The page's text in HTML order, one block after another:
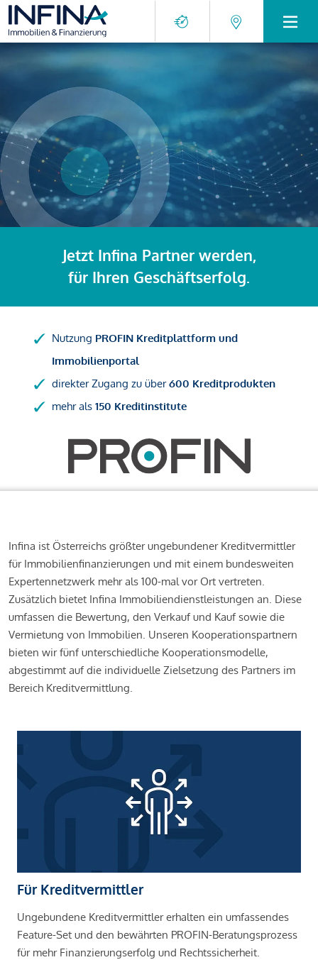
Jetzt Infina Partner werden,
für Ihren Geschäftserfolg.
Nutzung PROFIN Kreditplattform und
Immobilienportal
direkter Zugang zu über600 Kreditprodukten
mehr als 150 Kreditinstitute
Infina ist Österreichs größter ungebundener Kreditvermittler
für Immobilienfinanzierungen und mit einem bundesweiten
Expertennetzwerk mehr als 100-mal vor Ort vertreten.
Zusätzlich bietet Infina Immobiliendienstleistungen an. Diese
umfassen die Bewertung, den Verkauf und Kauf sowie die
Vermietung von Immobilien. Unseren Kooperationspartnern
bieten wir fünf unterschiedliche Kooperationsmodelle,
abgestimmt auf die individuelle Zielsetzung des Partners im
Bereich Kreditvermittlung.
Für Kreditvermittler
Ungebundene Kreditvermittler erhalten ein umfassendes
Feature-Set und den bewährten PROFIN-Beratungsprozess
für mehr Finanzierungserfolg und Rechtssicherheit.